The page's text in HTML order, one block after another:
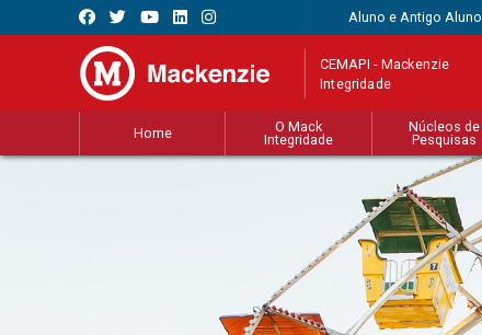
Aluno e Antigo Aluno
CEMAPI - Mackenzie
Integridade
Home
O Mack
Integridade
Núcleos de
Pesquisas